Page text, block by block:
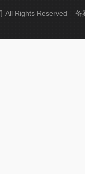
All Rights Reserved 备